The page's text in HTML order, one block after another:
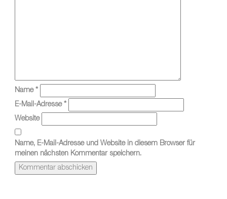
Name *
E-Mail-Adresse *
Website
Name, E-Mail-Adresse und Website in diesem Browser für
meinen nächsten Kommentar speichern.